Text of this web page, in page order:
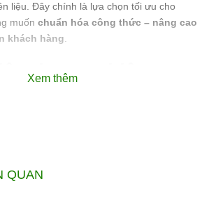
liệu. Đây chính là lựa chọn tối ưu cho
muốn chuẩn hóa công thức – nâng cao
khách hàng
thương hiệu
kế bền bỉ, dễ sử dụng, hỗ trợ quán nâng
Xem thêm
QUAN